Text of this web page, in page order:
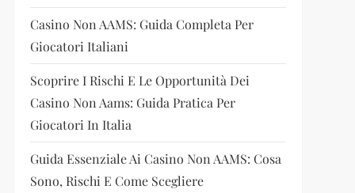
Casino Non AAMS: Guida Completa Per
Giocatori Italiani
Scoprire I Rischi E Le Opportunità Dei
Casino Non Aams: Guida Pratica Per
Giocatori In Italia
Guida Essenziale Ai Casino Non AAMS: Cosa
Sono, Rischi E Come Scegliere